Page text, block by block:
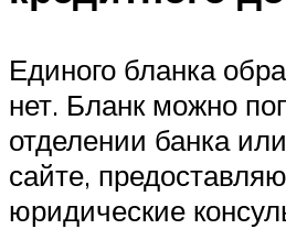
Единого бланка
нет. Бланк можно
отделении банка
сайте,
юридические